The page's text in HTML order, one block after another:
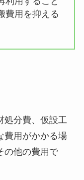
費用を抑える
処分費、仮設工
費用がかかる場
の他の費用で